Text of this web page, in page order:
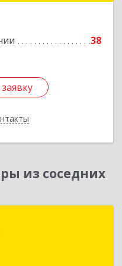
38
из соседних
г, Урочская